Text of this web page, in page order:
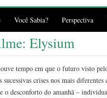
Você Sabia? Perspectiva
Elysium
tempo em que o futuro visto
sucessivas crises nos mais
o desconforto do amanhã –